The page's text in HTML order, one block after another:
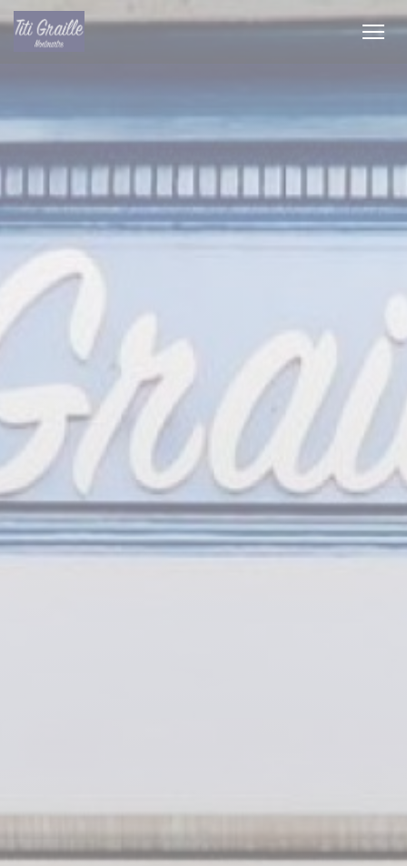
Personnalisation de vos choix en matière de cookies